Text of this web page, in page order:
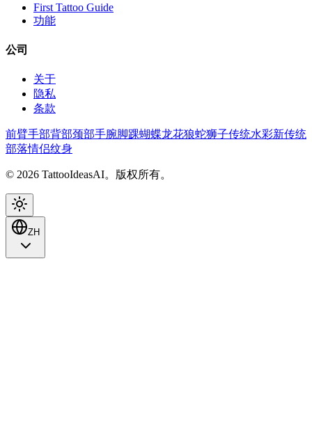
First Tattoo Guide
功能
公司
关于
隐私
条款
前臂手部背部颈部手腕脚踝蝴蝶龙花狼蛇狮子传统水彩新传统
部落情侣纹身
© 2026 TattooIdeasAI。版权所有。
ZH